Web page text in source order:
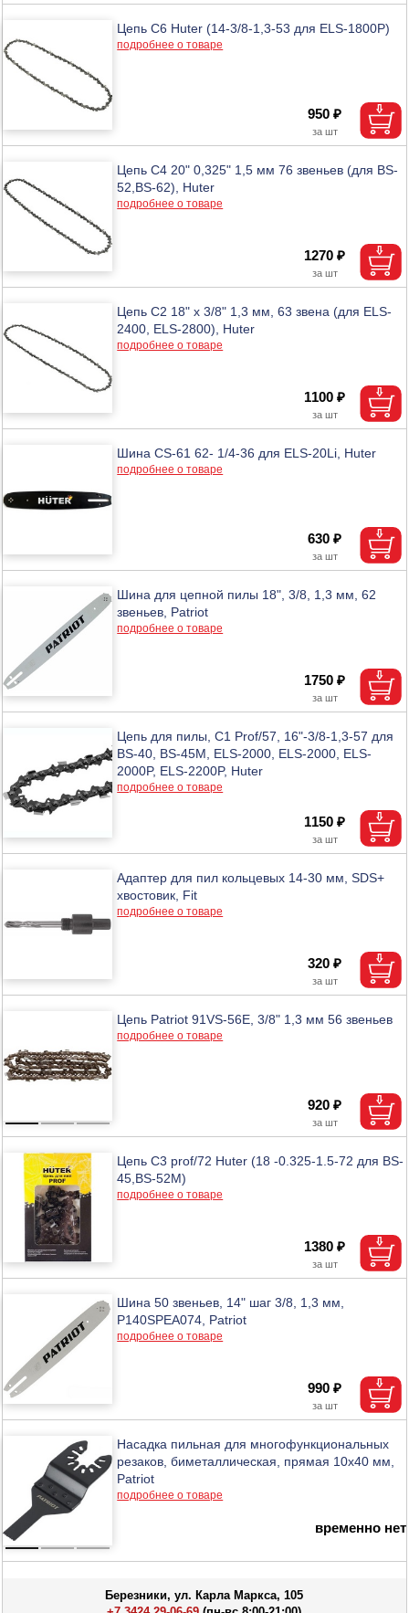
Цепь C6 Huter (14-3/8-1,3-53 для ELS-1800P)
подробнее о товаре
950 ₽
Цепь C4 20" 0,325" 1,5 мм 76 звеньев (для BS-
52,BS-62), Huter
подробнее о товаре
1270 ₽
Цепь C2 18" х 3/8" 1,3 мм, 63 звена (для ELS-
2400, ELS-2800), Huter
подробнее о товаре
1100 ₽
Шина CS-61 62- 1/4-36 для ELS-20Li, Huter
подробнее о товаре
630 ₽
Шина для цепной пилы 18", 3/8, 1,3 мм, 62
звеньев, Patriot
подробнее о товаре
1750 ₽
Цепь для пилы, С1 Prof/57, 16"-3/8-1,3-57 для
BS-40, BS-45M, ELS-2000, ELS-2000, ELS-
2000P, ELS-2200P, Huter
подробнее о товаре
1150 ₽
Адаптер для пил кольцевых 14-30 мм, SDS+
хвостовик, Fit
подробнее о товаре
320 ₽
Цепь Patriot 91VS-56E, 3/8" 1,3 мм 56 звеньев
подробнее о товаре
920 ₽
Цепь С3 prof/72 Huter (18 -0.325-1.5-72 для BS-
45,BS-52M)
подробнее о товаре
1380 ₽
Шина 50 звеньев, 14" шаг 3/8, 1,3 мм,
P140SPEA074, Patriot
подробнее о товаре
990 ₽
Насадка пильная для многофункциональных
резаков, биметаллическая, прямая 10х40 мм,
Patriot
подробнее о товаре
временно нет
Березники, ул. Карла Маркса, 105